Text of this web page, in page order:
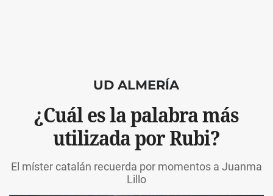
UD ALMERÍA
¿Cuál es la palabra más
utilizada por Rubi?
El míster catalán recuerda por momentos a Juanma
Lillo